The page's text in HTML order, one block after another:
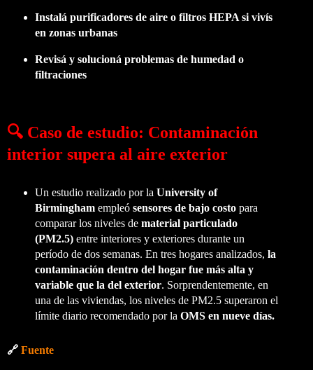
Instalá purificadores de aire o filtros HEPA si vivís
en zonas urbanas
Revisá y solucioná problemas de humedad o
filtraciones
🔍 Caso de estudio: Contaminación
interior supera al aire exterior
Un estudio realizado por la University of
Birminghamempleó sensores de bajo costopara
comparar los niveles de material particulado
(PM2.5)entre interiores y exteriores durante un
período de dos semanas. En tres hogares analizados, la
contaminación dentro del hogar fue más alta y
variable que la del exterior. Sorprendentemente, en
una de las viviendas, los niveles de PM2.5 superaron el
límite diario recomendado por la OMS en nueve días.
🔗 Fuente